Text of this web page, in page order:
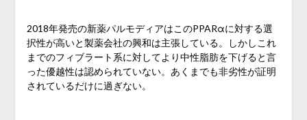
2018年発売の新薬パルモディアはこのPPARαに対する選
択性が高いと製薬会社の興和は主張している。しかしこれ
までのフィブラート系に対してより中性脂肪を下げると言
った優越性は認められていない。あくまでも非劣性が証明
されているだけに過ぎない。